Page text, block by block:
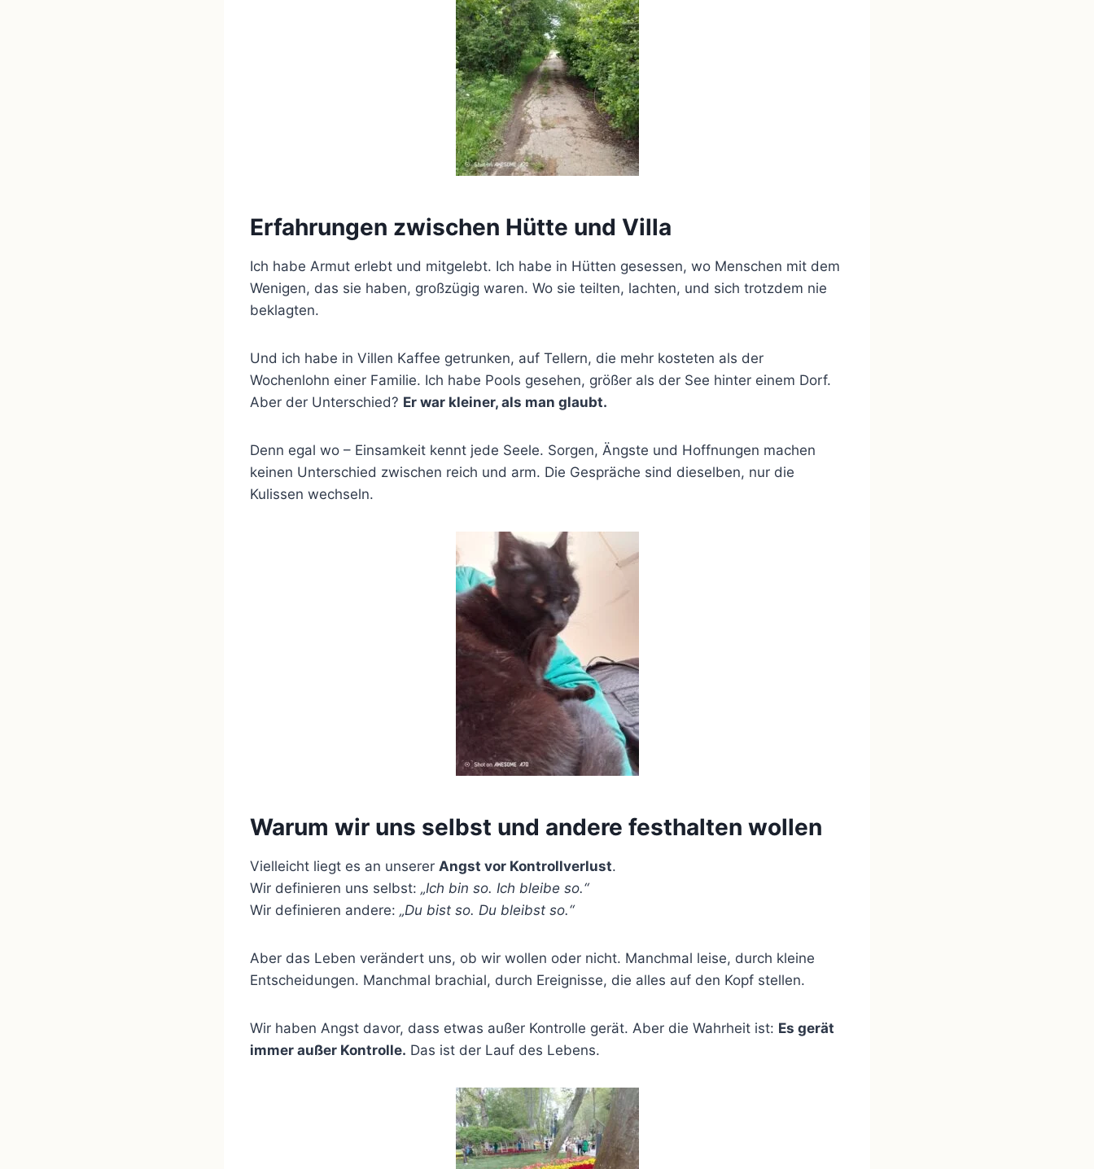
Erfahrungen zwischen Hütte und Villa
Ich habe Armut erlebt und mitgelebt. Ich habe in Hütten gesessen, wo Menschen mit dem
Wenigen, das sie haben, großzügig waren. Wo sie teilten, lachten, und sich trotzdem nie
beklagten.
Und ich habe in Villen Kaffee getrunken, auf Tellern, die mehr kosteten als der
Wochenlohn einer Familie. Ich habe Pools gesehen, größer als der See hinter einem Dorf.
Aber der Unterschied? Er war kleiner, als man glaubt.
Denn egal wo – Einsamkeit kennt jede Seele. Sorgen, Ängste und Hoffnungen machen
keinen Unterschied zwischen reich und arm. Die Gespräche sind dieselben, nur die
Kulissen wechseln.
Warum wir uns selbst und andere festhalten wollen
Vielleicht liegt es an unserer Angst vor Kontrollverlust.
Wir definieren uns selbst: „Ich bin so. Ich bleibe so.“
Wir definieren andere: „Du bist so. Du bleibst so.“
Aber das Leben verändert uns, ob wir wollen oder nicht. Manchmal leise, durch kleine
Entscheidungen. Manchmal brachial, durch Ereignisse, die alles auf den Kopf stellen.
Wir haben Angst davor, dass etwas außer Kontrolle gerät. Aber die Wahrheit ist: Es gerät
immer außer Kontrolle. Das ist der Lauf des Lebens.